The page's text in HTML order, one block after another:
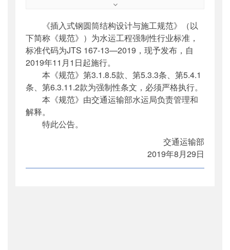
交通运输部公告2019年第65号
公开日期：2019年09月11日
主题词：
插入式钢圆筒;结构设计;施工规范
机构分类 ：水运局
主题分类：标准
公文类型：部公告通告
《插入式钢圆筒结构设计与施工规范》（以
下简称《规范》）为水运工程强制性行业标准，
标准代码为JTS 167-13—2019，现予发布，自
2019年11月1日起施行。
本《规范》第3.1.8.5款、第5.3.3条、第5.4.1
条、第6.3.11.2款为强制性条文，必须严格执行。
本《规范》由交通运输部水运局负责管理和
解释。
特此公告。
交通运输部
2019年8月29日